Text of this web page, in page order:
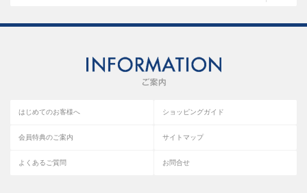
はじめてのお客様へ ショッピングガイド
会員特典のご案内 サイトマップ
よくあるご質問 お問合せ